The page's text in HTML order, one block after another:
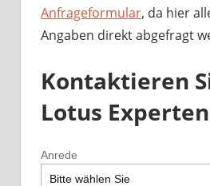
Anfrageformular, da hier
Angaben direkt abgefragt
Kontaktieren
Lotus Experten
Anrede
Bitte wählen Sie